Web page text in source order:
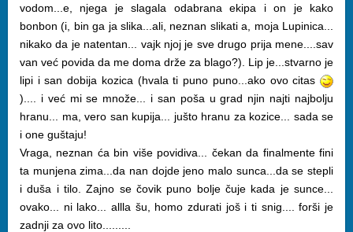
vodom...e, njega je slagala odabrana ekipa i on je kako
bonbon (i, bin ga ja slika...ali, neznan slikati a, moja Lupinica...
nikako da je natentan... vajk njoj je sve drugo prija mene....sav
van već povida da me doma drže za blago?). Lip je...stvarno je
lipi i san dobija kozica (hvala ti puno puno...ako ovo citas
).... i već mi se množe... i san poša u grad njin najti najbolju
hranu... ma, vero san kupija... jušto hranu za kozice... sada se
i one guštaju!
Vraga, neznan ća bin više povidiva... čekan da finalmente fini
ta munjena zima...da nan dojde jeno malo sunca...da se stepli
i duša i tilo. Zajno se čovik puno bolje čuje kada je sunce...
ovako... ni lako... allla šu, homo zdurati još i ti snig.... forši je
zadnji za ovo lito.........